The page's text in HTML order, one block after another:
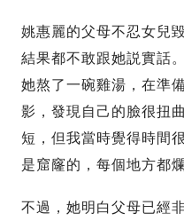
姚惠麗的父母不忍女兒
結果都不敢跟她説實話
她熬了一碗雞湯，在準
影，發現自己的臉很扭
短，但我當時覺得時間
是窟窿的，每個地方都
不過，她明白父母已經